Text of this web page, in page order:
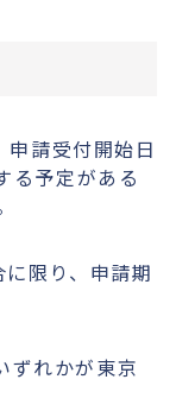
請受付開始日
る予定がある
限り、申請期
ずれかが東京